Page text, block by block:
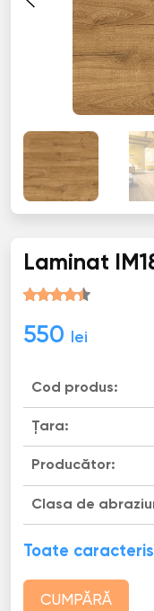
Laminat
550 lei
Cod produs:
Țara:
Producător:
Clasa de
Toate
CUMPĂRĂ